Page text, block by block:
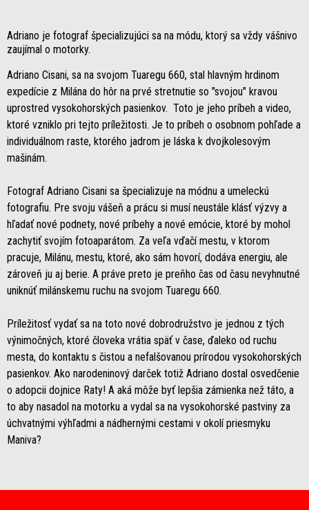
Adriano je fotograf špecializujúci sa na módu, ktorý sa vždy vášnivo
zaujímal o motorky.
Adriano Cisani, sa na svojom Tuaregu 660, stal hlavným hrdinom
expedície z Milána do hôr na prvé stretnutie so "svojou" kravou
uprostred vysokohorských pasienkov. Toto je jeho príbeh a video,
ktoré vzniklo pri tejto príležitosti. Je to príbeh o osobnom pohľade a
individuálnom raste, ktorého jadrom je láska k dvojkolesovým
mašinám.
Fotograf Adriano Cisani sa špecializuje na módnu a umeleckú
fotografiu. Pre svoju vášeň a prácu si musí neustále klásť výzvy a
hľadať nové podnety, nové príbehy a nové emócie, ktoré by mohol
zachytiť svojím fotoaparátom. Za veľa vďačí mestu, v ktorom
pracuje, Milánu, mestu, ktoré, ako sám hovorí, dodáva energiu, ale
zároveň ju aj berie. A práve preto je preňho čas od času nevyhnutné
uniknúť milánskemu ruchu na svojom Tuaregu 660.
Príležitosť vydať sa na toto nové dobrodružstvo je jednou z tých
výnimočných, ktoré človeka vrátia späť v čase, ďaleko od ruchu
mesta, do kontaktu s čistou a nefalšovanou prírodou vysokohorských
pasienkov. Ako narodeninový darček totiž Adriano dostal osvedčenie
o adopcii dojnice Raty! A aká môže byť lepšia zámienka než táto, a
to aby nasadol na motorku a vydal sa na vysokohorské pastviny za
úchvatnými výhľadmi a nádhernými cestami v okolí priesmyku
Maniva?